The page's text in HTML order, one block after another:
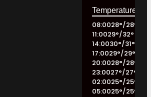
08:0028°/28°
11:0029°/32°
14:0030°/31°
17:0029°/29°
20:0028°/28°
23:0027°/27°
02:0025°/25°
05:0025°/25°